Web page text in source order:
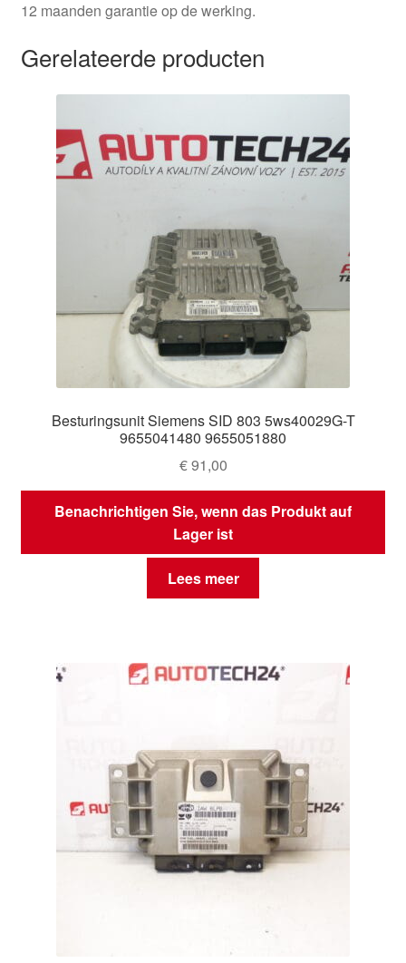
12 maanden garantie op de werking.
Gerelateerde producten
Besturingsunit Siemens SID 803 5ws40029G-T
9655041480 9655051880
€91,00
Benachrichtigen Sie, wenn das Produkt auf
Lager ist
Lees meer